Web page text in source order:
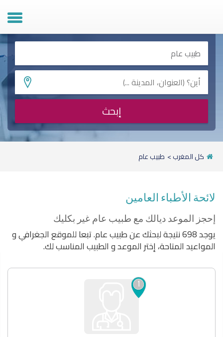
المريض
الطبيب
؟
إبحث
كل المغرب> طبيب عام
لائحة الأطباء العامين
إحجز الموعد ديالك مع طبيب عام غير بكليك
يوجد 698 نتيجة لبحثك عن طبيب عام. تبعا للموقع الجغرافي و
المواعيد المتاحة، إختر الموعد و الطبيب المناسب لك.
1